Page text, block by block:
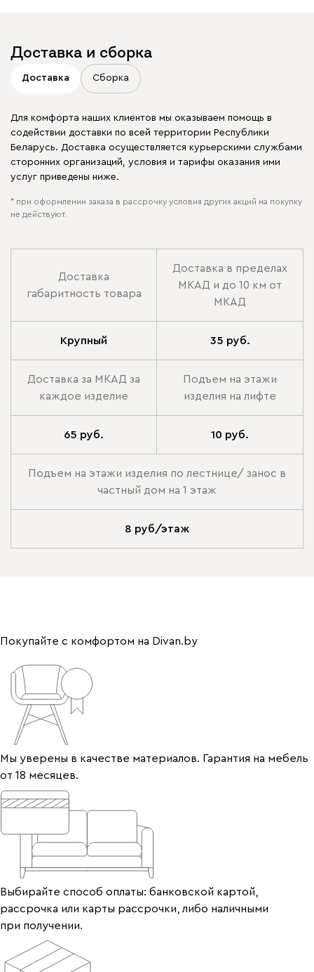
Доставка и сборка
Доставка Сборка
Для комфорта наших клиентов мы оказываем помощь в
содействии доставки по всей территории Республики
Беларусь. Доставка осуществляется курьерскими службами
сторонних организаций, условия и тарифы оказания ими
услуг приведены ниже.
* при оформлении заказа в рассрочку условия других акций на покупку
не действуют.
Доставка
габаритность товара
Доставка в пределах
МКАД и до 10 км от
МКАД
Крупный 35 руб.
Доставка за МКАД за
каждое изделие
Подъем на этажи
изделия на лифте
65 руб. 10 руб.
Подъем на этажи изделия по лестнице/ занос в
частный дом на 1 этаж
8 руб/этаж
Покупайте с комфортом на Divan.by
Мы уверены в качестве материалов. Гарантия на мебель
от 18 месяцев.
Выбирайте способ оплаты: банковской картой,
рассрочка или карты рассрочки, либо наличными
при получении.